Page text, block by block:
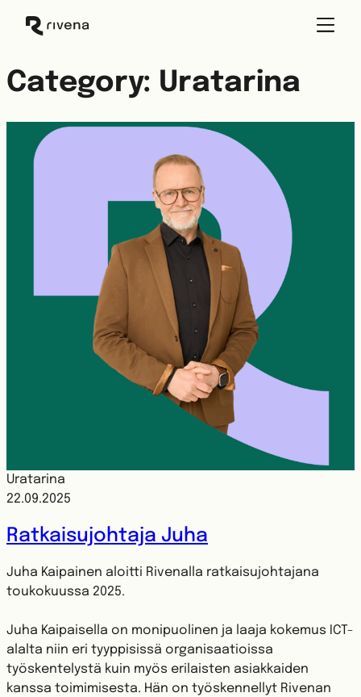
Skip
Category: Uratarina
Uratarina
22.09.2025
Ratkaisujohtaja Juha
Juha Kaipainen aloitti Rivenalla ratkaisujohtajana
toukokuussa 2025.
Juha Kaipaisella on monipuolinen ja laaja kokemus ICT-
alalta niin eri tyyppisissä organisaatioissa
työskentelystä kuin myös erilaisten asiakkaiden
kanssa toimimisesta. Hän on työskennellyt Rivenan